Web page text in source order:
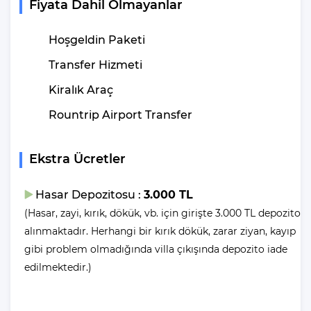
Havuz Tipi: Tam Korunaklı Havuz |
Siz de“Ben havuza değil denize girmek
uzaklıktadır. Böylelikle villamızdan ayrılıp aracınızla 10-20 dakika
keyifli vakit size ve sevdiklerinize unutamayacakları bir tatil
yaşatacaktır.
madde ve yöntemler ile temizlenip, dezenfekte edilmektedir. Bu
şekilde havuzlarımızı her misafir sonrası için hazır duruma
Fiyata Dahil Olmayanlar
Hoşgeldin Paketi
Transfer Hizmeti
Kiralık Araç
Rountrip Airport Transfer
Ekstra Ücretler
Hasar Depozitosu : 3.000 TL
(Hasar, zayi, kırık, dökük, vb. için girişte 3.000 TL depozito
alınmaktadır. Herhangi bir kırık dökük, zarar ziyan, kayıp
gibi problem olmadığında villa çıkışında depozito iade
edilmektedir.)